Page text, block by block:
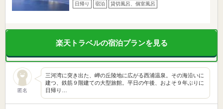
日帰り 宿泊 貸切風呂、個室風呂
楽天トラベルの宿泊プランを見る
匿名
三河湾に突き出た、岬の丘陵地に広がる西浦温泉。その海沿いに
建つ、鉄筋９階建ての大型旅館。平日の午後、およそ９年ぶりに
日帰り…